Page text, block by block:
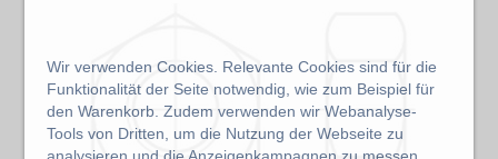
Wir verwenden Cookies. Relevante Cookies sind für die
Funktionalität der Seite notwendig, wie zum Beispiel für
den Warenkorb. Zudem verwenden wir Webanalyse-
Tools von Dritten, um die Nutzung der Webseite zu